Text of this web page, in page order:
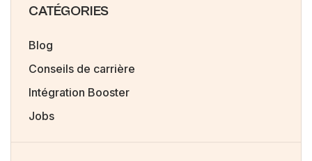
CATÉGORIES
Blog
Conseils de carrière
Intégration Booster
Jobs